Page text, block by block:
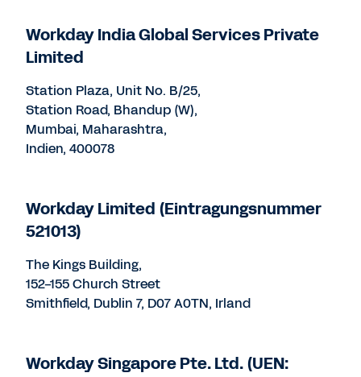
Workday India Global Services Private
Limited
Station Plaza, Unit No. B/25,
Station Road, Bhandup (W),
Mumbai, Maharashtra,
Indien, 400078
Workday Limited (Eintragungsnummer
521013)
The Kings Building,
152-155 Church Street
Smithfield, Dublin 7, D07 A0TN, Irland
Workday Singapore Pte. Ltd. (UEN: